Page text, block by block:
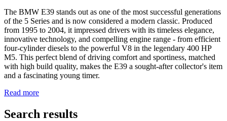
The BMW E39 stands out as one of the most successful generations
of the 5 Series and is now considered a modern classic. Produced
from 1995 to 2004, it impressed drivers with its timeless elegance,
innovative technology, and compelling engine range - from efficient
four-cylinder diesels to the powerful V8 in the legendary 400 HP
M5. This perfect blend of driving comfort and sportiness, matched
with high build quality, makes the E39 a sought-after collector's item
and a fascinating young timer.
Read more
Search results